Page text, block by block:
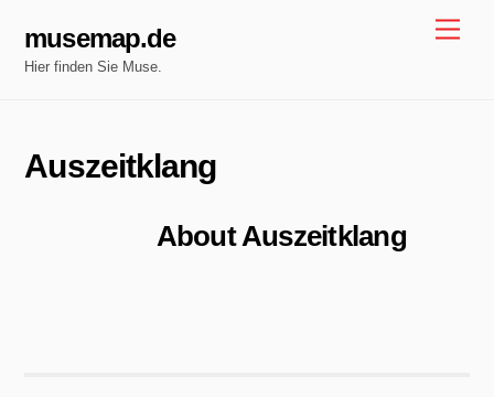
content
musemap.de
Hier finden Sie Muse.
Auszeitklang
AboutAuszeitklang